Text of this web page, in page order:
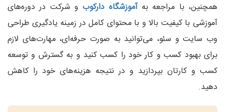
همچنین، با مراجعه بهآموزشگاه دارکوب و شرکت در دوره‌های
آموزشی با کیفیت بالا و با محتوای کامل در زمینه یادگیری طراحی
وب سایت و سئو، می‌توانید به صورت حرفه‌ای، مهارت‌های لازم
برای بهبود کسب و کار خود را کسب کنید و به گسترش و توسعه
کسب و کارتان بپردازید و در نتیجه هزینه‌های خود را کاهش
دهید.